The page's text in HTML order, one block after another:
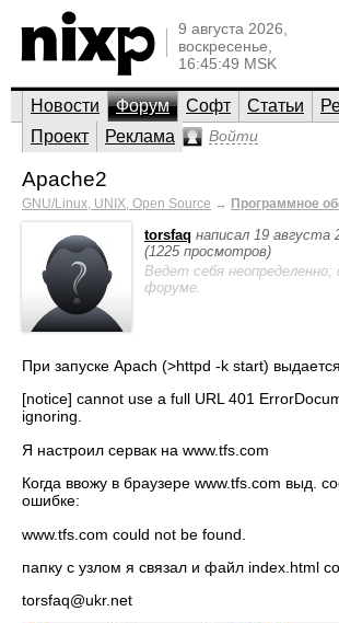
9 августа 2026,
воскресенье,
16:45:49 MSK
Новости Форум Софт Статьи
Проект
Реклама Войти
Apache2
GNU/Linux, UNIX, Open Source → Программное
torsfaq написал 19 августа
(1225 просмотров)
Ведет себя
форуме.
При запуске Apach (>httpd -k start)
[notice] cannot use a full URL 401
ignoring.
Я настроил сервак на www.tfs.com
Когда ввожу в браузере www.tfs.com выд.
ошибке:
www.tfs.com could not be found.
папку с узлом я связал и файл index.html
torsfaq@ukr.net